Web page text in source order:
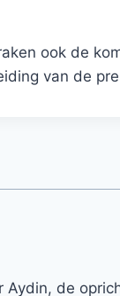
ook de
van de
Aydin, de